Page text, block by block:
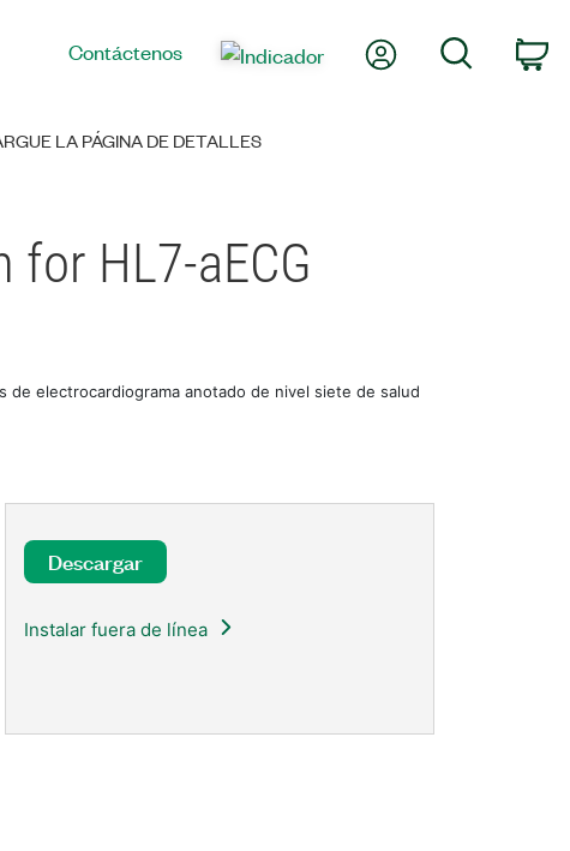
Contáctenos Mi cuenta Búsqueda
LA PÁGINA DE DETALLES
HL7-aECG
de electrocardiograma anotado de nivel siete de salud
Descargar
Instalar fuera de línea